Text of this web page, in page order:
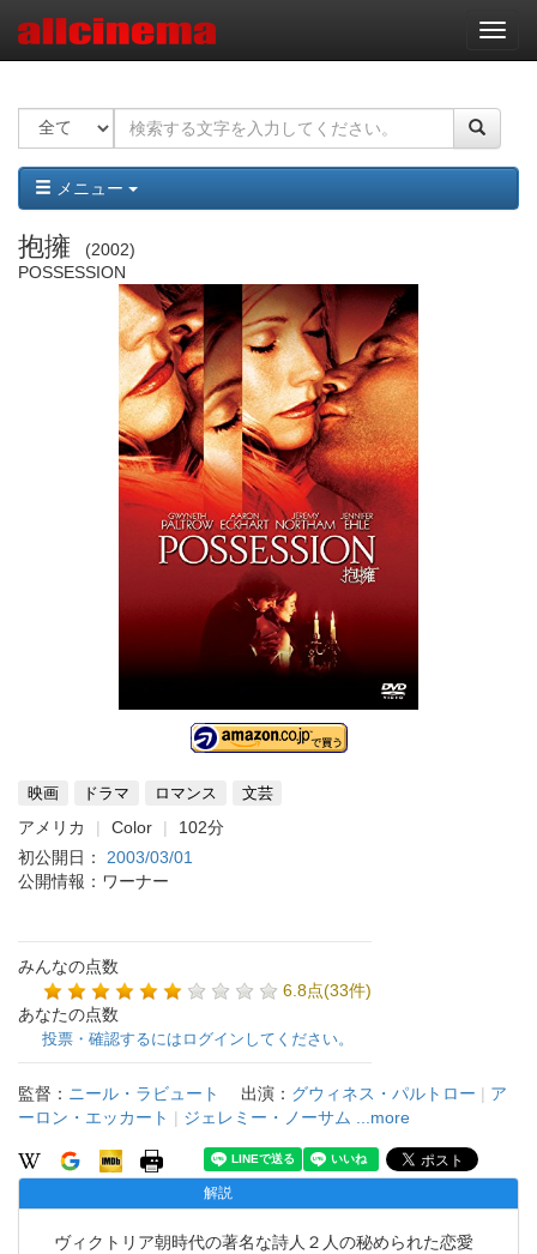
ナ
ビ
ー
ョ
ン
メニュー
抱擁
2002
POSSESSION
映画 ドラマ ロマンス 文芸
アメリカ Color
102分
初公開日： 2003/03/01
公開情報：ワーナー
みんなの点数
6.8点(33件)
あなたの点数
投票・確認するにはログインしてください。
監督： ニール・ラビュート 出演： グウィネス・パルトロー | ア
ーロン・エッカート | ジェレミー・ノーサム ...more
解説
ヴィクトリア朝時代の著名な詩人２人の秘められた恋愛